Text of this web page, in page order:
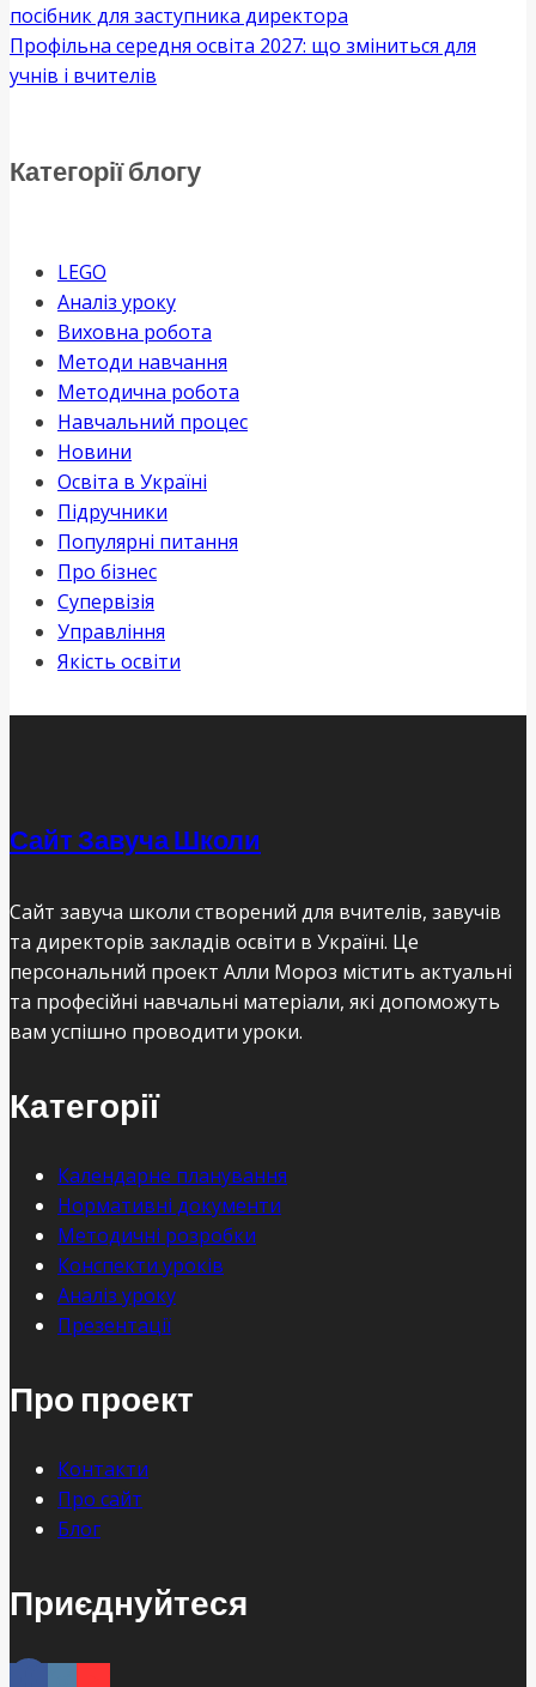
посібник для заступника директора
Профільна середня освіта 2027: що зміниться для
учнів і вчителів
Категорії блогу
LEGO
Аналіз уроку
Виховна робота
Методи навчання
Методична робота
Навчальний процес
Новини
Освіта в Україні
Підручники
Популярні питання
Про бізнес
Супервізія
Управління
Якість освіти
Сайт Завуча Школи
Сайт завуча школи створений для вчителів, завучів
та директорів закладів освіти в Україні. Це
персональний проект Алли Мороз містить актуальні
та професійні навчальні матеріали, які допоможуть
вам успішно проводити уроки.
Категорії
Календарне планування
Нормативні документи
Методичні розробки
Конспекти уроків
Аналіз уроку
Презентації
Про проект
Контакти
Про сайт
Блог
Приєднуйтеся